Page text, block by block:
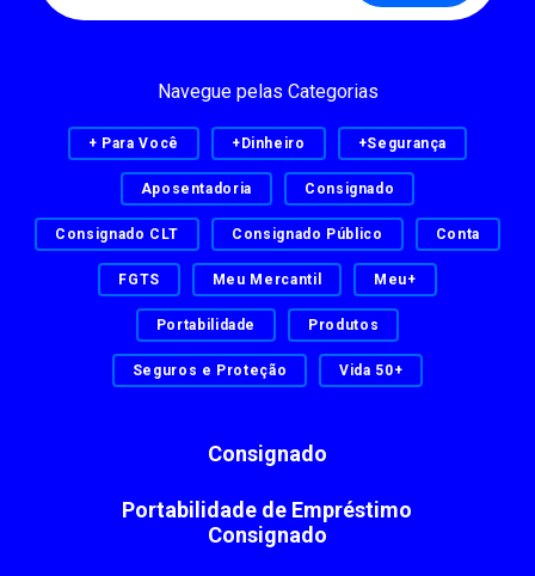
Consignado
Portabilidade de Empréstimo
Consignado
Navegue pelas Categorias
+ Para Você +Dinheiro +Segurança
Aposentadoria Consignado
Consignado CLT Consignado Público Conta
FGTS Meu Mercantil Meu+
Portabilidade Produtos
Seguros e Proteção Vida 50+